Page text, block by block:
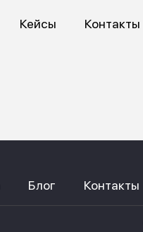
Кейсы Контакты
Блог Контакты